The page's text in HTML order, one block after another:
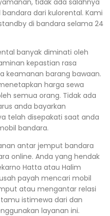
dari kulorental. Kami
di bandara selama 24
banyak diminati oleh
kepastian rasa
keamanan barang bawaan.
harga sewa
semua orang. Tidak ada
anda bayarkan
telah disepakati saat anda
bandara.
antar jemput bandara
online. Anda yang hendak
Hatta atau Halim
payah mencari mobil
atau mengantar relasi
istimewa dari dan
layanan ini.